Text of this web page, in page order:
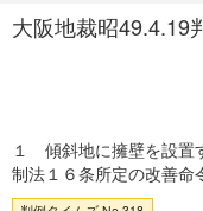
大阪地裁昭49.4.19
１ 傾斜地に擁壁を設
制法１６条所定の改善命